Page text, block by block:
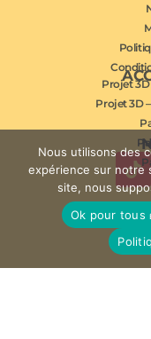
Projet
Projet 3D
Nous utilisons des
expérience sur notre
site, nous
Ok pour tous